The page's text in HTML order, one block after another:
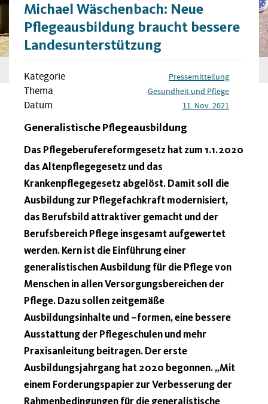
Michael Wäschenbach: Neue
Pflegeausbildung braucht bessere
Landesunterstützung
Kategorie Pressemitteilung
Thema Gesundheit und Pflege
Datum 11. Nov. 2021
Generalistische Pflegeausbildung
Das Pflegeberufereformgesetz hat zum 1.1.2020
das Altenpflegegesetz und das
Krankenpflegegesetz abgelöst. Damit soll die
Ausbildung zur Pflegefachkraft modernisiert,
das Berufsbild attraktiver gemacht und der
Berufsbereich Pflege insgesamt aufgewertet
werden. Kern ist die Einführung einer
generalistischen Ausbildung für die Pflege von
Menschen in allen Versorgungsbereichen der
Pflege. Dazu sollen zeitgemäße
Ausbildungsinhalte und –formen, eine bessere
Ausstattung der Pflegeschulen und mehr
Praxisanleitung beitragen. Der erste
Ausbildungsjahrgang hat 2020 begonnen. „Mit
einem Forderungspapier zur Verbesserung der
Rahmenbedingungen für die generalistische